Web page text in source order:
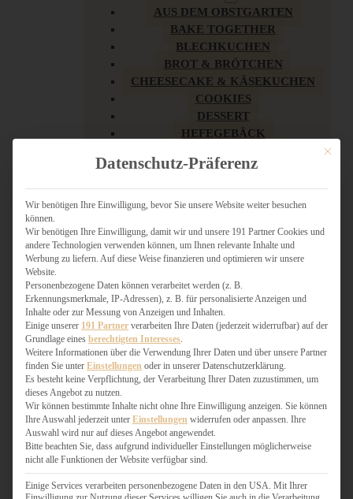
AUS DEM OBSTGARTEN
BAKE TOGETHER
BLECHKUCHEN
BROT & BRÖTCHEN
CHEESECAKE & KÄSEKUCHEN
COOKIES
DESSERT
HEFEGEBÄCK
KUCHEN
LOW CARB & GESÜNDER
MY AMERICAN BAKERY
SCHOKOLADIGES
SÜSSES HAUPTGERICHT
TÖRTCHEN
VEGAN SÜSS
WEIHNACHTSBÄCKEREI
HERZHAFT
BURGER & SANDWICHES
FIX AUF DEM TISCH
FLEISCH & FISCH
GRILLEN / BARBECUE
HERZHAFTES BACKEN
Mit
Datenschutz-Präferenz
Wir benötigen Ihre Einwilligung, bevor Sie unsere Website weiter besuchen
können.
Wir benötigen Ihre Einwilligung, damit wir und unsere 191 Partner Cookies und
andere Technologien verwenden können, um Ihnen relevante Inhalte und
Werbung zu liefern. Auf diese Weise finanzieren und optimieren wir unsere
Website.
Personenbezogene Daten können verarbeitet werden (z. B.
Erkennungsmerkmale, IP-Adressen), z. B. für personalisierte Anzeigen und
Inhalte oder zur Messung von Anzeigen und Inhalten.
Einige unserer 191 Partner verarbeiten Ihre Daten (jederzeit widerrufbar) auf der
Grundlage eines berechtigten Interesses
Weitere Informationen über die Verwendung Ihrer Daten und über unsere Partner
finden Sie unter Einstellungen oder in unserer Datenschutzerklärung.
Es besteht keine Verpflichtung, der Verarbeitung Ihrer Daten zuzustimmen, um
dieses Angebot zu nutzen.
Wir können bestimmte Inhalte nicht ohne Ihre Einwilligung anzeigen. Sie können
Ihre Auswahl jederzeit unter Einstellungen widerrufen oder anpassen. Ihre
Auswahl wird nur auf dieses Angebot angewendet.
Bitte beachten Sie, dass aufgrund individueller Einstellungen möglicherweise
nicht alle Funktionen der Website verfügbar sind.
Einige Services verarbeiten personenbezogene Daten in den USA. Mit Ihrer